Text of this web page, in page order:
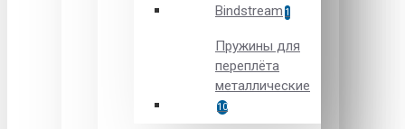
Вindstream 1
Пружины для
переплёта
металлические
10